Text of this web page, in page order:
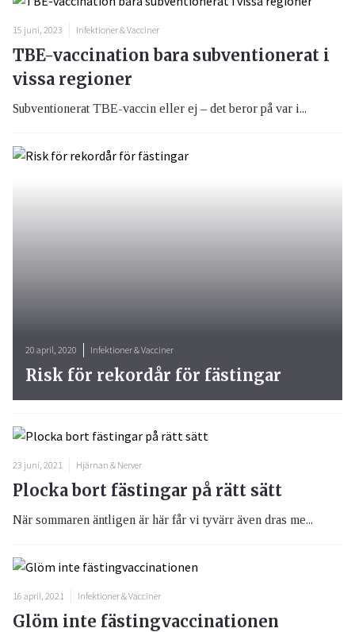
15 juni, 2023 Infektioner & Vacciner
TBE-vaccination bara subventionerat i
vissa regioner
Subventionerat TBE-vaccin eller ej – det beror på var i...
23 juni, 2021 Hjärnan & Nerver
Plocka bort fästingar på rätt sätt
När sommaren äntligen är här får vi tyvärr även dras me...
16 april, 2021 Infektioner & Vacciner
Glöm inte fästingvaccinationen
20 april, 2020 Infektioner & Vacciner
Risk för rekordår för fästingar